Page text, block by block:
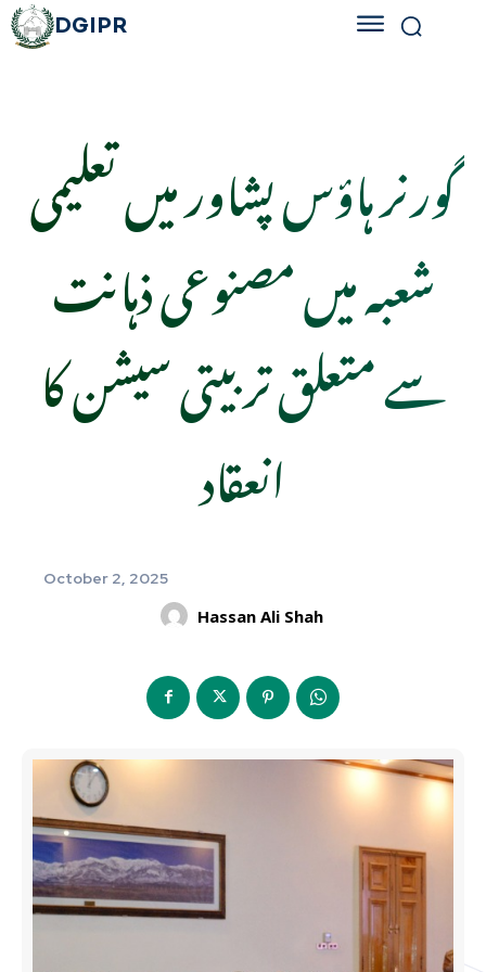
DGIPR
گورنر ہاؤس پشاور میں تعلیمی
شعبہ میں مصنوعی ذہانت
سے متعلق تربیتی سیشن کا
انعقاد
October 2, 2025
Hassan Ali Shah